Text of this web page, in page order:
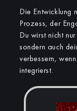
Die Entwicklung
Prozess, der
Du wirst nicht
sondern auch
verbessern,
integrierst.